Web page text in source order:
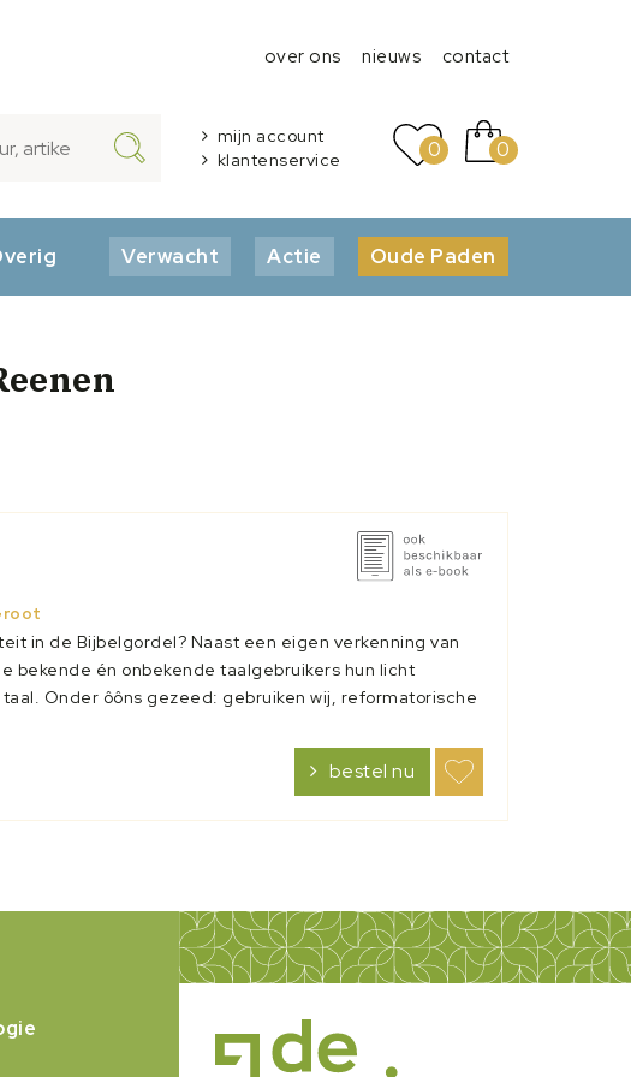
over ons nieuws contact
mijn account
klantenservice
0 0
Verwacht Actie Oude Paden
in de Bijbelgordel? Naast een eigen verkenning van
bekende én onbekende taalgebruikers hun licht
Onder ôôns gezeed: gebruiken wij, reformatorische
bestel nu